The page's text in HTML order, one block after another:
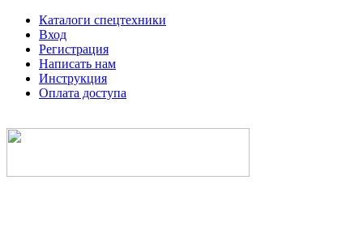
Каталоги спецтехники
Вход
Регистрация
Написать нам
Инструкция
Оплата доступа